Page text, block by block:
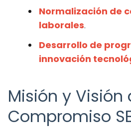
Normalización de
laborales.
Desarrollo de
innovación
Misión y Visión
Compromiso